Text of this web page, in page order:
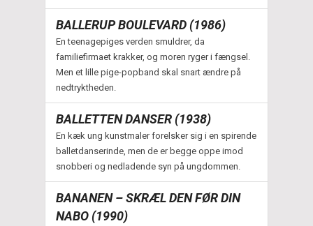
BALLERUP BOULEVARD (1986)
En teenagepiges verden smuldrer, da
familiefirmaet krakker, og moren ryger i fængsel.
Men et lille pige-popband skal snart ændre på
nedtryktheden.
BALLETTEN DANSER (1938)
En kæk ung kunstmaler forelsker sig i en spirende
balletdanserinde, men de er begge oppe imod
snobberi og nedladende syn på ungdommen.
BANANEN – SKRÆL DEN FØR DIN
NABO (1990)